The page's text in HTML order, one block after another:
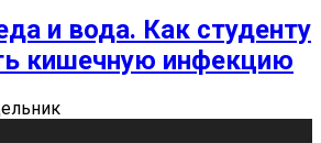
и вода. Как студенту
кишечную инфекцию